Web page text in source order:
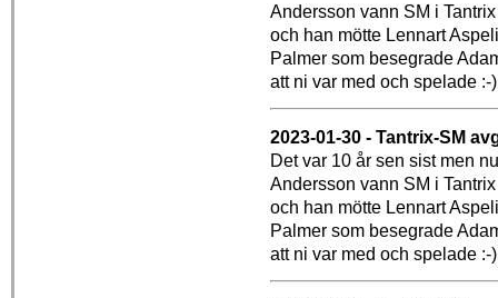
Andersson vann SM i
och han mötte Lennart
Palmer som besegrade
att ni var med och spelade :-)
2023-01-30 - Tantrix-SM
Det var 10 år sen sist men
Andersson vann SM i
och han mötte Lennart
Palmer som besegrade
att ni var med och spelade :-)